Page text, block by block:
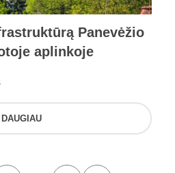
Panevėžio
aplinkoje
DAUGIAU